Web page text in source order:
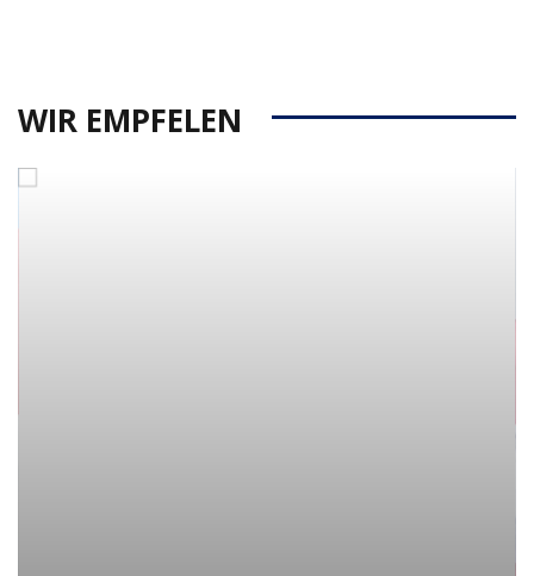
WIR EMPFELEN